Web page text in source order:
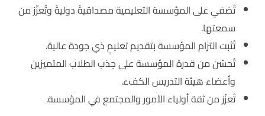
تُضفي على المؤسسة التعليمية مصداقيةً دوليةً وتُعزّز من
سمعتها.
تُثبت التزام المؤسسة بتقديم تعليمٍ ذي جودة عالية.
تُحسّن من قدرة المؤسسة على جذب الطلاب المتميزين
وأعضاء هيئة التدريس الكفء.
تُعزّز من ثقة أولياء الأمور والمجتمع في المؤسسة.